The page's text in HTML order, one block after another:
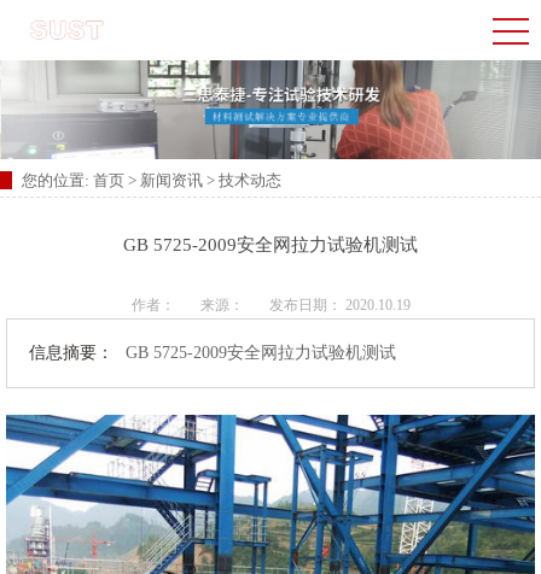
您的位置: 首页 > 新闻资讯 > 技术动态
GB 5725-2009安全网拉力试验机测试
作者： 来源： 发布日期： 2020.10.19
信息摘要： GB 5725-2009安全网拉力试验机测试